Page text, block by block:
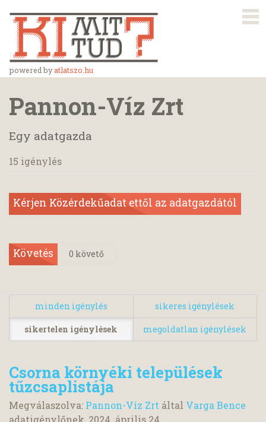
powered byatlatszo.hu
Pannon-Víz Zrt
Egy adatgazda
15 igénylés
Kérjen Közérdekűadat ettől az adatgazdától
Követés 0 követő
minden igénylés sikeres igénylések
sikertelen igénylések megoldatlan igénylések
Csorna környéki települések
tűzcsaplistája
Megválaszolva: Pannon-Víz Zrt által Varga Bence